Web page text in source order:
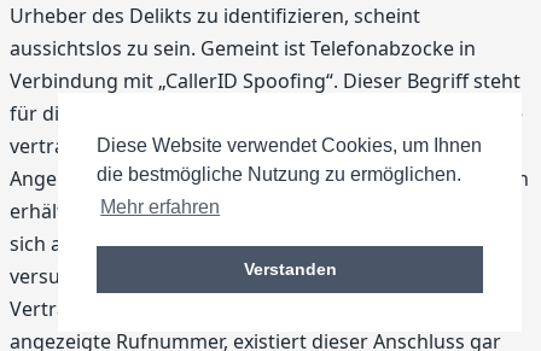
Diese Website verwendet Cookies, um Ihnen
die bestmögliche Nutzung zu ermöglichen.
Mehr erfahren
Verstanden
Urheber des Delikts zu identifizieren, scheint
aussichtslos zu sein. Gemeint ist Telefonabzocke in
Verbindung mit „CallerID Spoofing“. Dieser Begriff steht
für die Verschleierung der eigenen Identität, indem eine
vertrauenswürdige Rufnummer im Display des
Angerufenen auftaucht. Die Verbraucherzentrale Bayern
erhält tagtäglich neue Fallschilderungen: Anrufer geben
sich als Mitarbeiter des Verbraucherschutzes aus und
versuchen, Verbraucher mit falschen Geschichten in
Verträge zu locken. Prüft jemand die im Display
angezeigte Rufnummer, existiert dieser Anschluss gar